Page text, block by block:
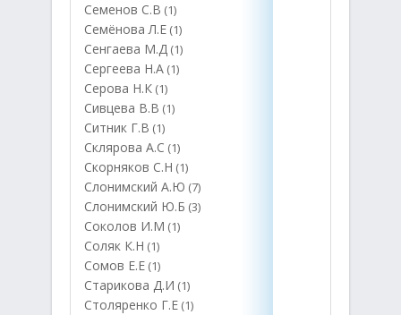
Семенов С.В (1)
Семёнова Л.Е (1)
Сенгаева М.Д (1)
Сергеева Н.А (1)
Серова Н.К (1)
Сивцева В.В (1)
Ситник Г.В (1)
Склярова А.С (1)
Скорняков С.Н (1)
Слонимский А.Ю (7)
Слонимский Ю.Б (3)
Соколов И.М (1)
Соляк К.Н (1)
Сомов Е.Е (1)
Старикова Д.И (1)
Столяренко Г.Е (1)